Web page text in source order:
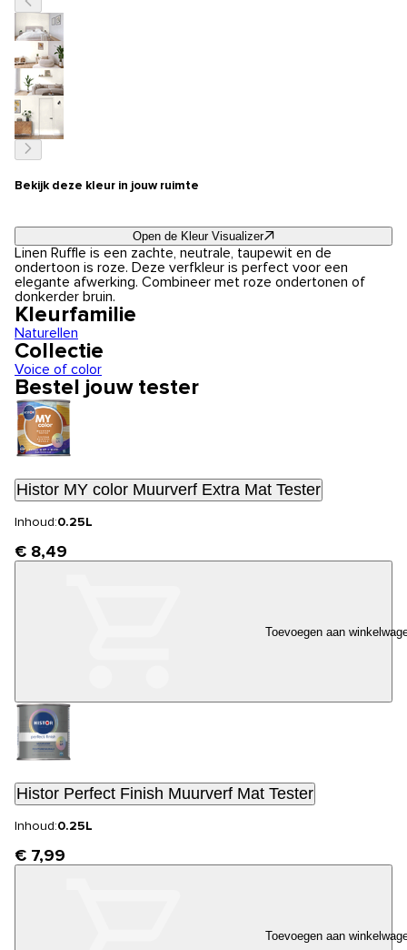
Bekijk deze kleur in jouw ruimte
Open de Kleur Visualizer
Linen Ruffle is een zachte, neutrale, taupewit en de
ondertoon is roze. Deze verfkleur is perfect voor een
elegante afwerking. Combineer met roze ondertonen of
donkerder bruin.
Kleurfamilie
Naturellen
Collectie
Voice of color
Bestel jouw tester
Histor MY color Muurverf Extra Mat Tester
Inhoud:0.25L
€ 8,49
Toevoegen aan
Histor Perfect Finish Muurverf Mat Tester
Inhoud:0.25L
€ 7,99
Toevoegen aan